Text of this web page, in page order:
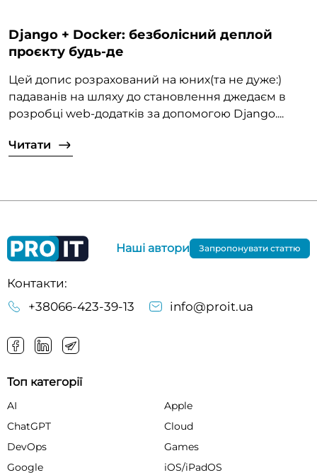
Django + Docker: безболісний деплой
проєкту будь-де
Цей допис розрахований на юних(та не дуже:)
падаванів на шляху до становлення джедаєм в
розробці web-додатків за допомогою Django....
Читати
Контакти:
+38066-423-39-13
info@proit.ua
Наші автори Запропонувати статтю
Топ категорії
AI
Apple
ChatGPT
Cloud
DevOps
Games
Google
iOS/iPadOS